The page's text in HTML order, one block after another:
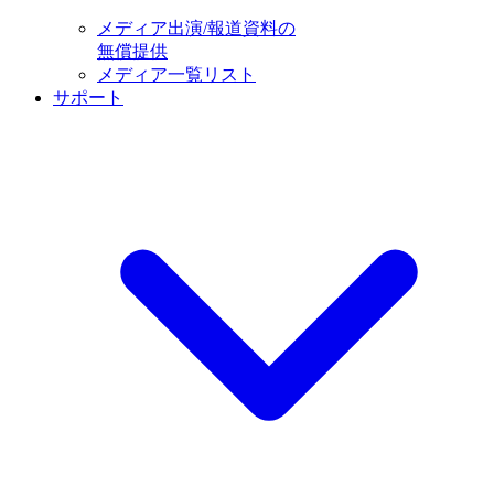
メディア出演/報道資料の
無償提供
メディア一覧リスト
サポート